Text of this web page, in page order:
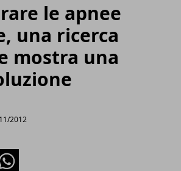
le apnee
una ricerca
mostra una
2012